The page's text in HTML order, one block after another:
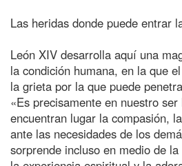
Las heridas donde puede entrar
León XIV desarrolla aquí una
la condición humana, en la que
la grieta por la que puede
«Es precisamente en nuestro
encuentran lugar la compasión,
ante las necesidades de los
sorprende incluso en medio de